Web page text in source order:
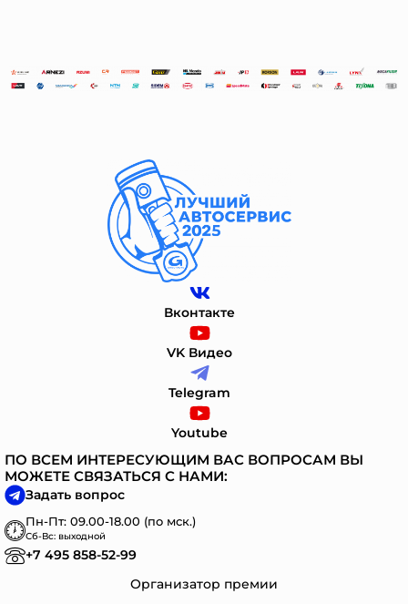
Вконтакте
VK Видео
Telegram
Youtube
ПО ВСЕМ ИНТЕРЕСУЮЩИМ ВАС ВОПРОСАМ ВЫ
МОЖЕТЕ СВЯЗАТЬСЯ С НАМИ:
Задать вопрос
Пн-Пт: 09.00-18.00 (по мск.)
Сб-Вс: выходной
+7 495 858-52-99
Организатор премии